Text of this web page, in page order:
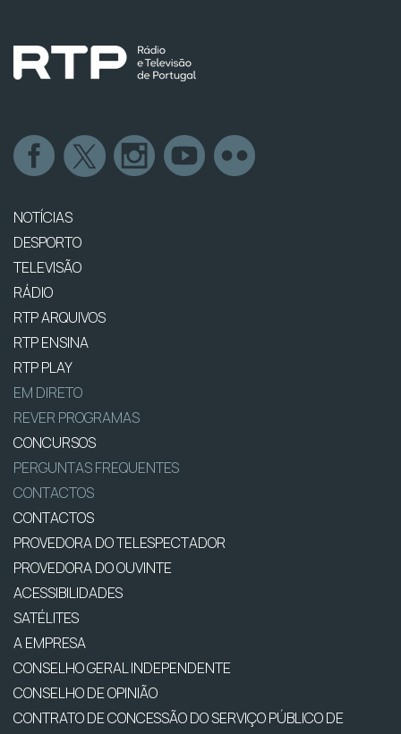
NOTÍCIAS
DESPORTO
TELEVISÃO
RÁDIO
RTP ARQUIVOS
RTP ENSINA
RTP PLAY
EM DIRETO
REVER PROGRAMAS
CONCURSOS
PERGUNTAS FREQUENTES
CONTACTOS
CONTACTOS
PROVEDORA DO TELESPECTADOR
PROVEDORA DO OUVINTE
ACESSIBILIDADES
SATÉLITES
A EMPRESA
CONSELHO GERAL INDEPENDENTE
CONSELHO DE OPINIÃO
CONTRATO DE CONCESSÃO DO SERVIÇO PÚBLICO DE